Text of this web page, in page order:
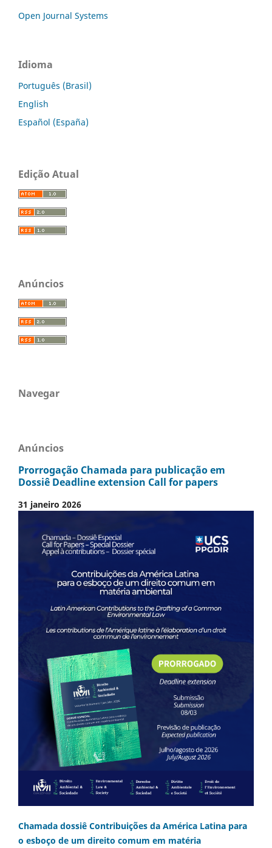
Open Journal Systems
Idioma
Português (Brasil)
English
Español (España)
Edição Atual
Anúncios
Navegar
Anúncios
Prorrogação Chamada para publicação em
Dossiê Deadline extension Call for papers
31 janeiro 2026
Chamada dossiê Contribuições da América Latina para
o esboço de um direito comum em matéria